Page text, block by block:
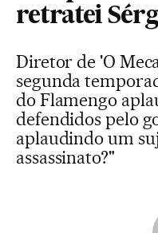
retratei
Diretor de 'O
segunda
do Flamengo
defendidos pelo
aplaudindo um
assassinato?"